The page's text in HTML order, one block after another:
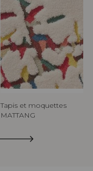
Tapis et moquettes
MATTANG